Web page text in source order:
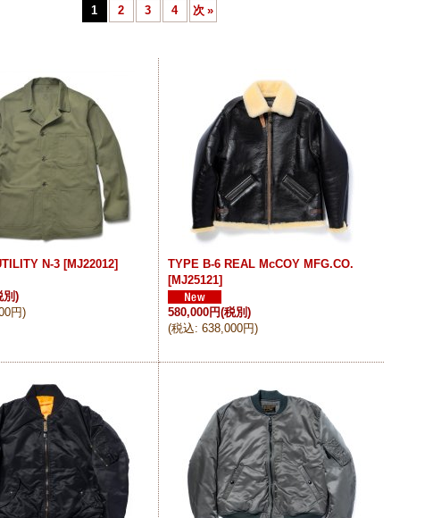
1 2 3 4 次 »
N-3 [MJ22012]
別)
円)
TYPE B-6 REAL McCOY MFG.CO.
[MJ25121]
580,000円(税別)
(税込: 638,000円)